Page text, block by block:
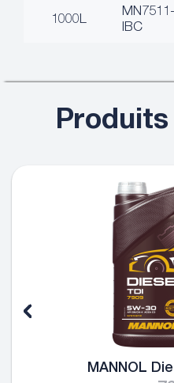
1000L
MN7511-
IBC
MANNOL